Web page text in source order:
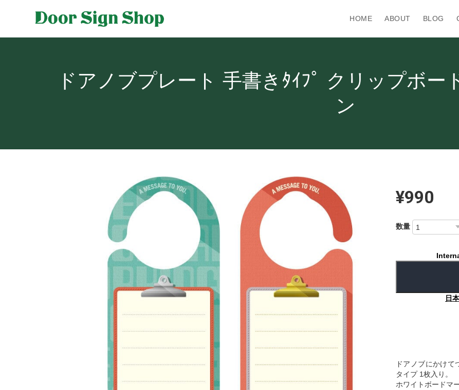
HOME ABOUT BLOG
ドアノブプレート 手書きﾀｲﾌﾟ クリップボー
ン
¥990
数量
日
ドアノブにかけ
タイプ 1枚入り。
ホワイトボードマ